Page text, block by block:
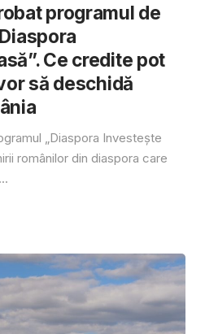
programul de
Ce credite pot
să deschidă
„Diaspora Investește
românilor din diaspora care